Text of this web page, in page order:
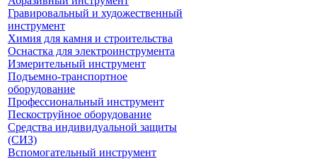
Гравировальный и художественный
инструмент
Химия для камня и строительства
Оснастка для электроинструмента
Измерительный инструмент
Подъемно-транспортное
оборудование
Профессиональный инструмент
Пескоструйное оборудование
Средства индивидуальной защиты
(СИЗ)
Вспомогательный инструмент